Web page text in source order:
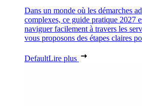
Dans un monde où les démarches
complexes, ce guide pratique 2027
naviguer facilement à travers les
vous proposons des étapes claires
DefaultLire plus